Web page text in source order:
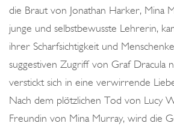
die Braut von Jonathan Harker, Mina
junge und selbstbewusste Lehrerin,
ihrer Scharfsichtigkeit und
suggestiven Zugriff von Graf Dracula
verstickt sich in eine verwirrende
Nach dem plötzlichen Tod von Lucy
Freundin von Mina Murray, wird die